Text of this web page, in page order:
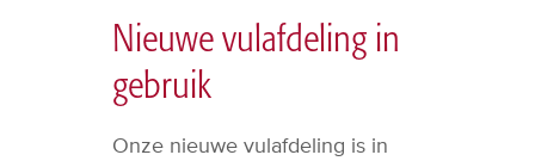
Nieuwe vulafdeling in
gebruik
Onze nieuwe vulafdeling is in